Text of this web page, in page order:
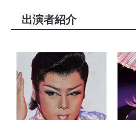
出演者紹介